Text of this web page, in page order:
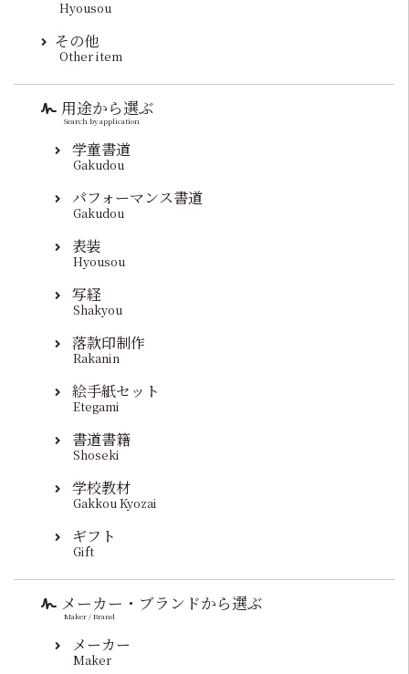
Hyousou
その他
Other item
用途から選ぶ
Search by application
学童書道
Gakudou
パフォーマンス書道
Gakudou
表装
Hyousou
写経
Shakyou
落款印制作
Rakanin
絵手紙セット
Etegami
書道書籍
Shoseki
学校教材
Gakkou Kyozai
ギフト
Gift
メーカー・ブランドから選ぶ
Maker / Brand
メーカー
Maker